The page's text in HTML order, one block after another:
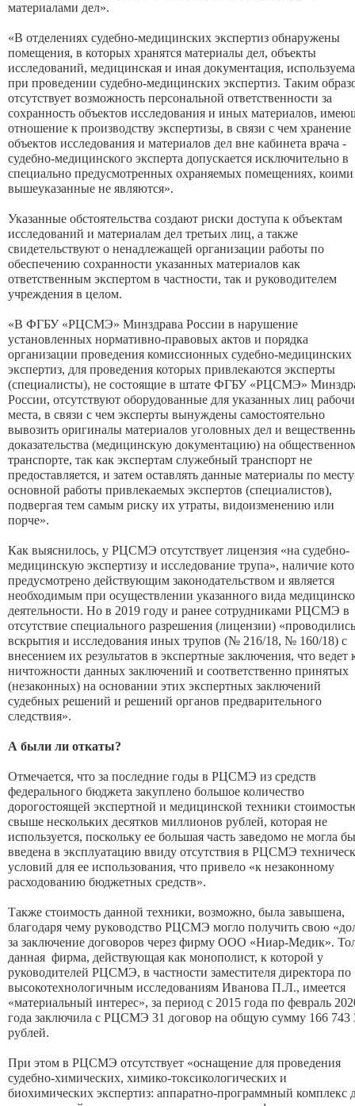
материалами дел».
«В отделениях судебно-медицинских экспертиз обнаружены
помещения, в которых хранятся материалы дел, объекты
исследований, медицинская и иная документация,
при проведении судебно-медицинских экспертиз. Таким
отсутствует возможность персональной ответственности за
сохранность объектов исследования и иных материалов,
отношение к производству экспертизы, в связи с чем хранение
объектов исследования и материалов дел вне кабинета врача -
судебно-медицинского эксперта допускается исключительно в
специально предусмотренных охраняемых помещениях, коими
вышеуказанные не являются».
Указанные обстоятельства создают риски доступа к объектам
исследований и материалам дел третьих лиц, а также
свидетельствуют о ненадлежащей организации работы по
обеспечению сохранности указанных материалов как
ответственным экспертом в частности, так и руководителем
учреждения в целом.
«В ФГБУ «РЦСМЭ» Минздрава России в нарушение
установленных нормативно-правовых актов и порядка
организации проведения комиссионных судебно-медицинских
экспертиз, для проведения которых привлекаются эксперты
(специалисты), не состоящие в штате ФГБУ «РЦСМЭ»
России, отсутствуют оборудованные для указанных лиц
места, в связи с чем эксперты вынуждены самостоятельно
вывозить оригиналы материалов уголовных дел и
доказательства (медицинскую документацию) на
транспорте, так как экспертам служебный транспорт не
предоставляется, и затем оставлять данные материалы по месту
основной работы привлекаемых экспертов (специалистов),
подвергая тем самым риску их утраты, видоизменению или
порче».
Как выяснилось, у РЦСМЭ отсутствует лицензия «на судебно-
медицинскую экспертизу и исследование трупа», наличие
предусмотрено действующим законодательством и является
необходимым при осуществлении указанного вида
деятельности. Но в 2019 году и ранее сотрудниками РЦСМЭ в
отсутствие специального разрешения (лицензии) «проводились
вскрытия и исследования иных трупов (№ 216/18, № 160/18) с
внесением их результатов в экспертные заключения, что ведет
ничтожности данных заключений и соответственно принятых
(незаконных) на основании этих экспертных заключений
судебных решений и решений органов предварительного
следствия».
А были ли откаты?
Отмечается, что за последние годы в РЦСМЭ из средств
федерального бюджета закуплено большое количество
дорогостоящей экспертной и медицинской техники
свыше нескольких десятков миллионов рублей, которая не
используется, поскольку ее большая часть заведомо не могла
введена в эксплуатацию ввиду отсутствия в РЦСМЭ
условий для ее использования, что привело «к незаконному
расходованию бюджетных средств».
Также стоимость данной техники, возможно, была завышена,
благодаря чему руководство РЦСМЭ могло получить свою
за заключение договоров через фирму ООО «Ниар-Медик».
данная фирма, действующая как монополист, к которой у
руководителей РЦСМЭ, в частности заместителя директора по
высокотехнологичным исследованиям Иванова П.Л., имеется
«материальный интерес», за период с 2015 года по февраль
года заключила с РЦСМЭ 31 договор на общую сумму 166 743
рублей.
При этом в РЦСМЭ отсутствует «оснащение для проведения
судебно-химических, химико-токсикологических и
биохимических экспертиз: аппаратно-программный комплекс